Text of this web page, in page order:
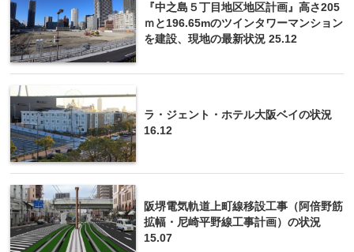
『中之島５丁目地区地区計画』高さ205
ｍと196.65mのツインタワーマンション
を建設、現地の最新状況 25.12
ラ・ジェント・ホテル大阪ベイの状況
16.12
阪堺電気軌道上町線移設工事（阿倍野筋
拡幅・尼崎平野線工事計画）の状況
15.07